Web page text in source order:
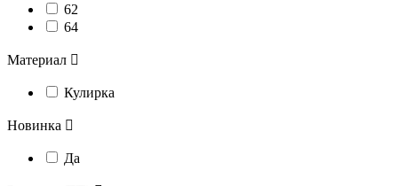
62
64
Материал 
Кулирка
Новинка 
Да